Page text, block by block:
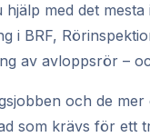
med det
i BRF,
av avloppsrör –
och de
som krävs för ett